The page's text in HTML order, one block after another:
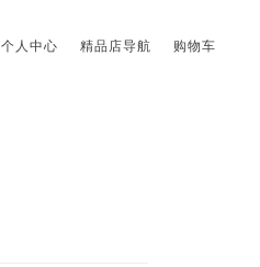
个人中心 精品店导航 购物车